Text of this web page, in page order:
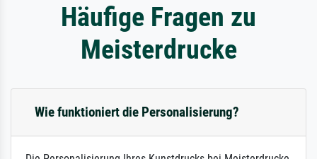
Häufige Fragen zu
Meisterdrucke
Wie funktioniert die Personalisierung?